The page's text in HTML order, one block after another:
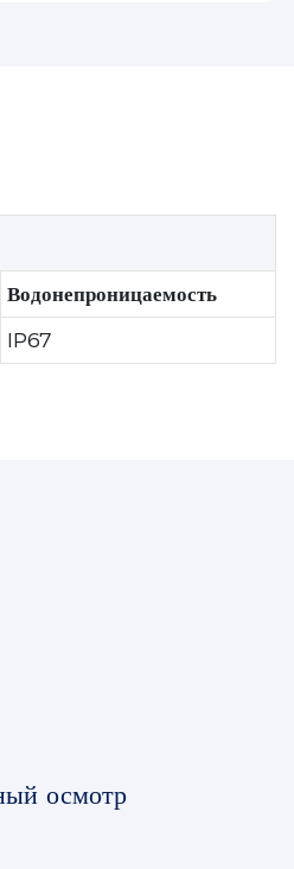
Водонепроницаемость
IP67
осмотр